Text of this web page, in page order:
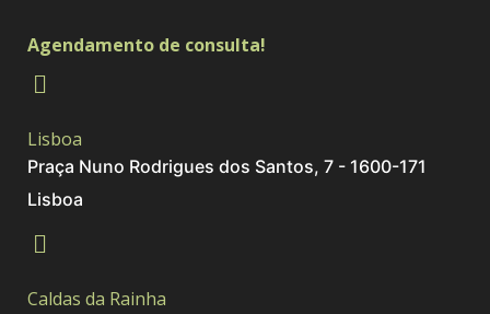
Agendamento de consulta!
Lisboa
Praça Nuno Rodrigues dos Santos, 7 - 1600-171
Lisboa
Caldas da Rainha